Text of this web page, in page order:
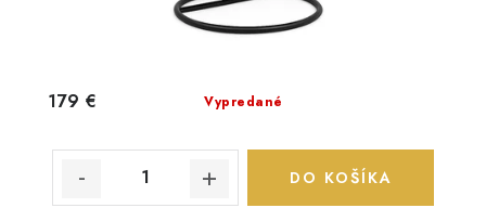
Vypredané
179 €
DO KOŠÍKA